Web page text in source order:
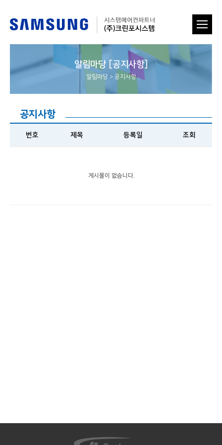
알림마당 [공지사항]
알림마당 > 공지사항
공지사항
번호 제목 등록일 조회
게시물이 없습니다.